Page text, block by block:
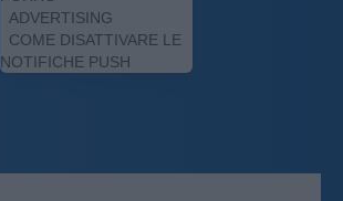
ADVERTISING
COME DISATTIVARE LE
NOTIFICHE PUSH